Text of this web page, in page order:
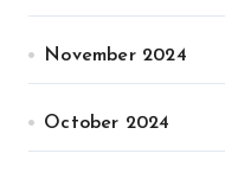
November 2024
October 2024